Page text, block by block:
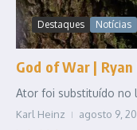
Destaques Notícias
God of War |
Ator foi substituído no
Karl Heinz agosto 9,